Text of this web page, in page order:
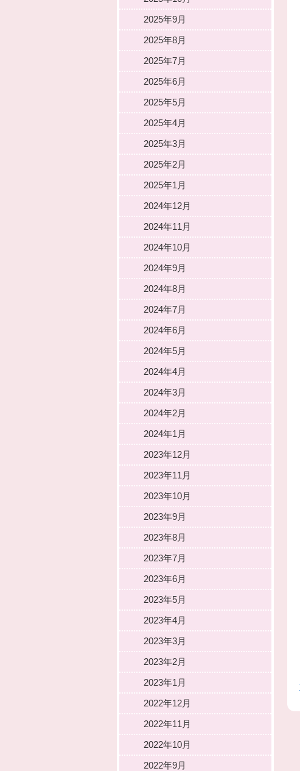
2025年9月
2025年8月
2025年7月
2025年6月
2025年5月
2025年4月
2025年3月
2025年2月
2025年1月
2024年12月
2024年11月
2024年10月
2024年9月
2024年8月
2024年7月
2024年6月
2024年5月
2024年4月
2024年3月
2024年2月
2024年1月
2023年12月
2023年11月
2023年10月
2023年9月
2023年8月
2023年7月
2023年6月
2023年5月
2023年4月
2023年3月
2023年2月
2023年1月
2022年12月
2022年11月
2022年10月
2022年9月